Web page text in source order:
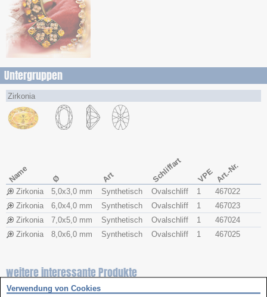
Untergruppen
Zirkonia
Name Ø Art Schliffart VPE Art.-Nr.
Zirkonia 5,0x​3,0 mm Synthetisch Ovalschliff 1
467022
Zirkonia
6,0x​4,0 mm Synthetisch Ovalschliff 1
467023
Zirkonia
7,0x​5,0 mm Synthetisch Ovalschliff 1
467024
Zirkonia
8,0x​6,0 mm Synthetisch Ovalschliff 1 467025
weitere interessante Produkte
Verwendung von Cookies